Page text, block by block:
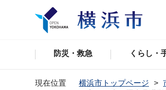
防災・救急 くらし・
現在位置 横浜市トップページ